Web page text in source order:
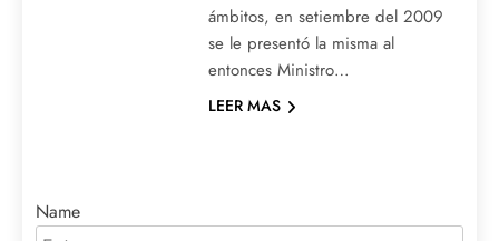
ámbitos, en setiembre del 2009
se le presentó la misma al
entonces Ministro…
LEER MAS
Name